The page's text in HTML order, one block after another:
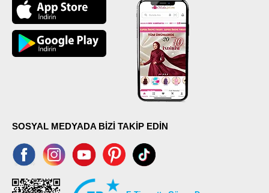
SOSYAL MEDYADA BİZİ TAKİP EDİN